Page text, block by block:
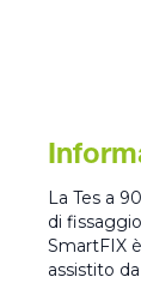
La Tes a
di
SmartFIX
assistito